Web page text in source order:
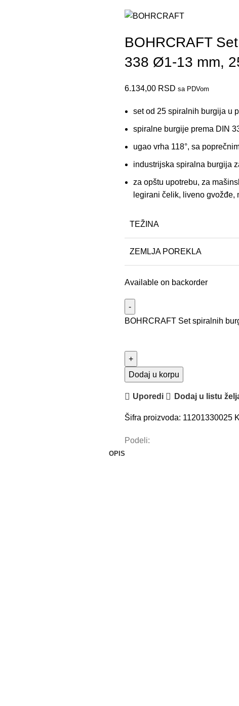
BOHRCRAFT
338 Ø1-13 mm,
6.134,00 RSD sa PDVom
set od 25 spiralnih burgija u
spiralne burgije prema DIN
ugao vrha 118°, sa
industrijska spiralna burgija
za opštu upotrebu, za
legirani čelik, liveno gvožđe,
TEŽINA
ZEMLJA POREKLA
Available on backorder
BOHRCRAFT Set spiralnih
Dodaj u korpu
Uporedi Dodaj u listu
Šifra proizvoda: 11201330025
Podeli:
OPIS